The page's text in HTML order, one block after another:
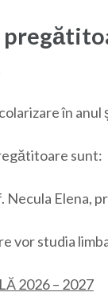
în
sunt:
Necula Elena,
vor studia
2026 – 2027